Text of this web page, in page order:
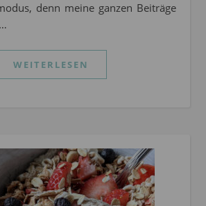
denn meine ganzen Beiträge
WEITERLESEN